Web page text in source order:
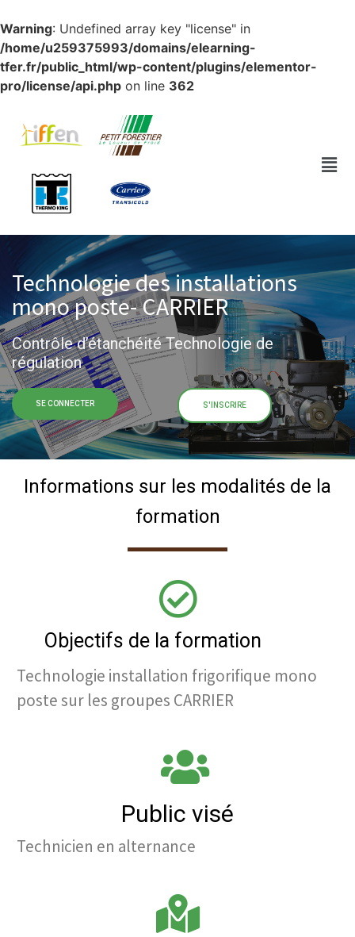
Warning: Undefined array key "license" in
/home/u259375993/domains/elearning-
tfer.fr/public_html/wp-content/plugins/elementor-
pro/license/api.php on line 362
Technologie des installations
mono poste- CARRIER​
Contrôle d’étanchéité Technologie de
régulation
SE CONNECTER S'INSCRIRE
Informations sur les modalités de la
formation
Objectifs de la formation
Technologie installation frigorifique mono
poste sur les groupes CARRIER
Public visé
Technicien en alternance